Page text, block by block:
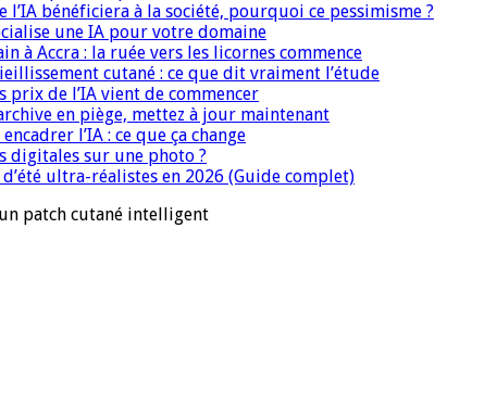
l’IA bénéficiera à la société, pourquoi ce pessimisme ?
une IA pour votre domaine
à Accra : la ruée vers les licornes commence
cutané : ce que dit vraiment l’étude
prix de l’IA vient de commencer
en piège, mettez à jour maintenant
l’IA : ce que ça change
digitales sur une photo ?
ultra-réalistes en 2026 (Guide complet)
patch cutané intelligent